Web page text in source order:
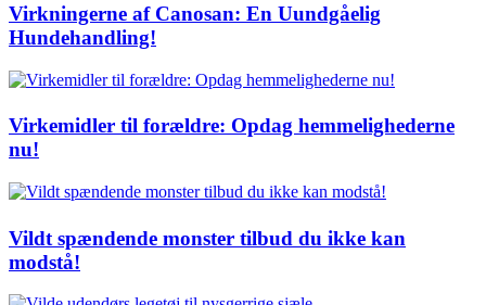
Virkningerne af Canosan: En Uundgåelig
Hundehandling!
Virkemidler til forældre: Opdag hemmelighederne
nu!
Vildt spændende monster tilbud du ikke kan
modstå!